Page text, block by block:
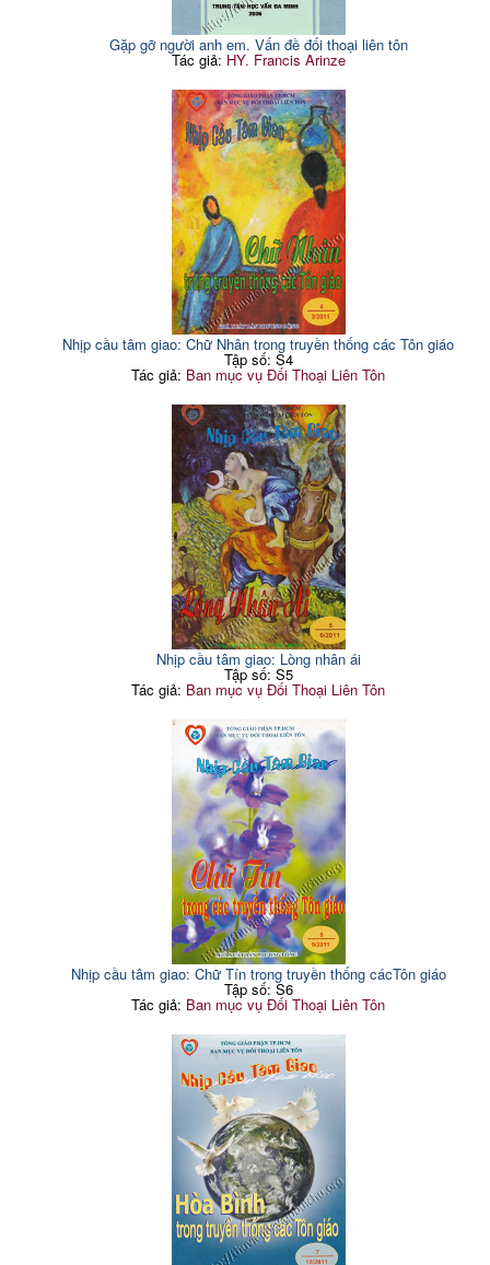
Gặp gỡ người anh em. Vấn đề đối thoại liên tôn
Tác giả: HY. Francis Arinze
Nhịp cầu tâm giao: Chữ Nhân trong truyền thống các Tôn giáo
Tập số: S4
Tác giả: Ban mục vụ Đối Thoại Liên Tôn
Nhịp cầu tâm giao: Lòng nhân ái
Tập số: S5
Tác giả: Ban mục vụ Đối Thoại Liên Tôn
Nhịp cầu tâm giao: Chữ Tín trong truyền thống cácTôn giáo
Tập số: S6
Tác giả: Ban mục vụ Đối Thoại Liên Tôn